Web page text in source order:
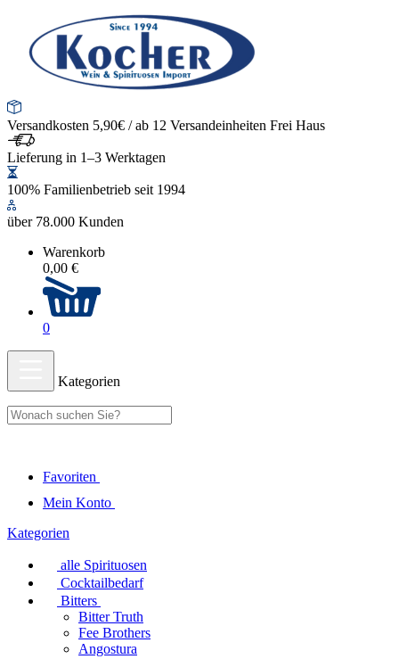
Versandkosten 5,90€ / ab 12 Versandeinheiten Frei Haus
Lieferung in 1–3 Werktagen
100% Familienbetrieb seit 1994
über 78.000 Kunden
Warenkorb
0,00 €
0
Kategorien
Favoriten
Mein Konto
Kategorien
alle Spirituosen
Cocktailbedarf
Bitters
Bitter Truth
Fee Brothers
Angostura